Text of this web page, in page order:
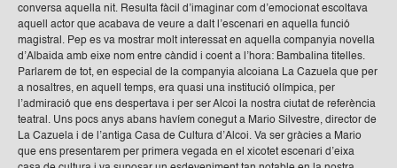
conversa aquella nit. Resulta fàcil d’imaginar com d’emocionat escoltava
aquell actor que acabava de veure a dalt l’escenari en aquella funció
magistral. Pep es va mostrar molt interessat en aquella companyia novella
d’Albaida amb eixe nom entre càndid i coent a l’hora: Bambalina titelles.
Parlarem de tot, en especial de la companyia alcoiana La Cazuela que per
a nosaltres, en aquell temps, era quasi una institució olímpica, per
l’admiració que ens despertava i per ser Alcoi la nostra ciutat de referència
teatral. Uns pocs anys abans havíem conegut a Mario Silvestre, director de
La Cazuela i de l’antiga Casa de Cultura d’Alcoi. Va ser gràcies a Mario
que ens presentarem per primera vegada en el xicotet escenari d’eixa